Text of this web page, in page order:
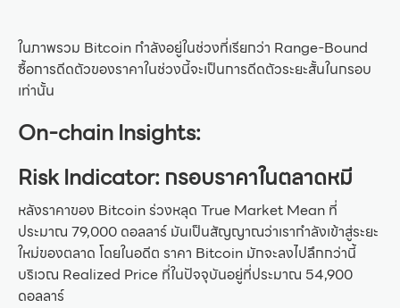
ในภาพรวม Bitcoin กำลังอยู่ในช่วงที่เรียกว่า Range-Bound
ซื้อการดีดตัวของราคาในช่วงนี้จะเป็นการดีดตัวระยะสั้นในกรอบ
เท่านั้น
On-chain Insights:
Risk Indicator: กรอบราคาในตลาดหมี
หลังราคาของ Bitcoin ร่วงหลุด True Market Mean ที่
ประมาณ 79,000 ดอลลาร์ มันเป็นสัญญาณว่าเรากำลังเข้าสู่ระยะ
ใหม่ของตลาด โดยในอดีต ราคา Bitcoin มักจะลงไปลึกกว่านี้
บริเวณ Realized Price ที่ในปัจจุบันอยู่ที่ประมาณ 54,900
ดอลลาร์